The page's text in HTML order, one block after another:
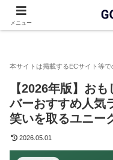
ドライバ
【2026年版】お
バーおすすめ人気
笑いを取るユニー
2026.05.01
メニュー